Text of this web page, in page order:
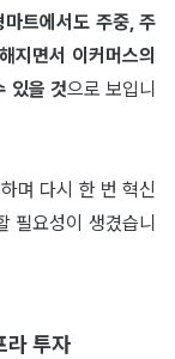
트에서도 주중, 주
지면서 이커머스의
있을 것으로 보입니
며 다시 한 번 혁신
필요성이 생겼습니
라 투자